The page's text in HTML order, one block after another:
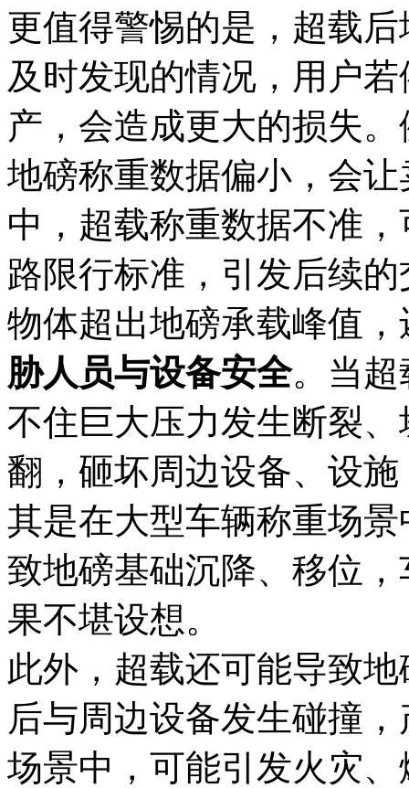
更值得警惕的是，超载
及时发现的情况，用户
产，会造成更大的损失
地磅称重数据偏小，会
中，超载称重数据不准
路限行标准，引发后续
物体超出地磅承载峰值，
胁人员与设备安全。当超
不住巨大压力发生断裂
翻，砸坏周边设备、设
其是在大型车辆称重场
致地磅基础沉降、移位
果不堪设想。
此外，超载还可能导致
后与周边设备发生碰撞
场景中，可能引发火灾